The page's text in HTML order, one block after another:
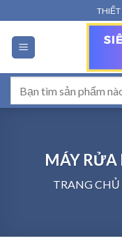
qua
nội
dung
THIẾT
kiếm:
MÁY RỬA
TRANG CHỦ